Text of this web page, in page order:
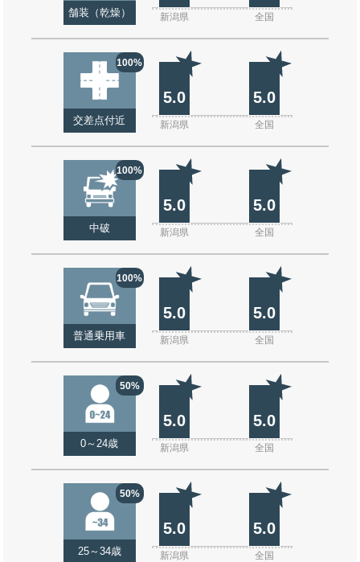
舗装（乾燥） 新潟県 全国
100%
交差点付近
5.0 5.0
新潟県 全国
100%
中破
5.0 5.0
新潟県 全国
100%
普通乗用車
5.0 5.0
新潟県 全国
50%
0～24歳
5.0 5.0
新潟県 全国
50%
25～34歳
5.0 5.0
新潟県 全国